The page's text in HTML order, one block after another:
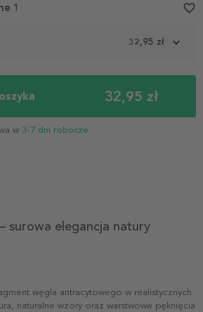
32,95 zł
32,95 zł
w 3-7 dni robocze
1 favorite_border
surowa elegancja natury
węgla antracytowego w realistycznych
naturalne wzory oraz warstwowe pęknięcia